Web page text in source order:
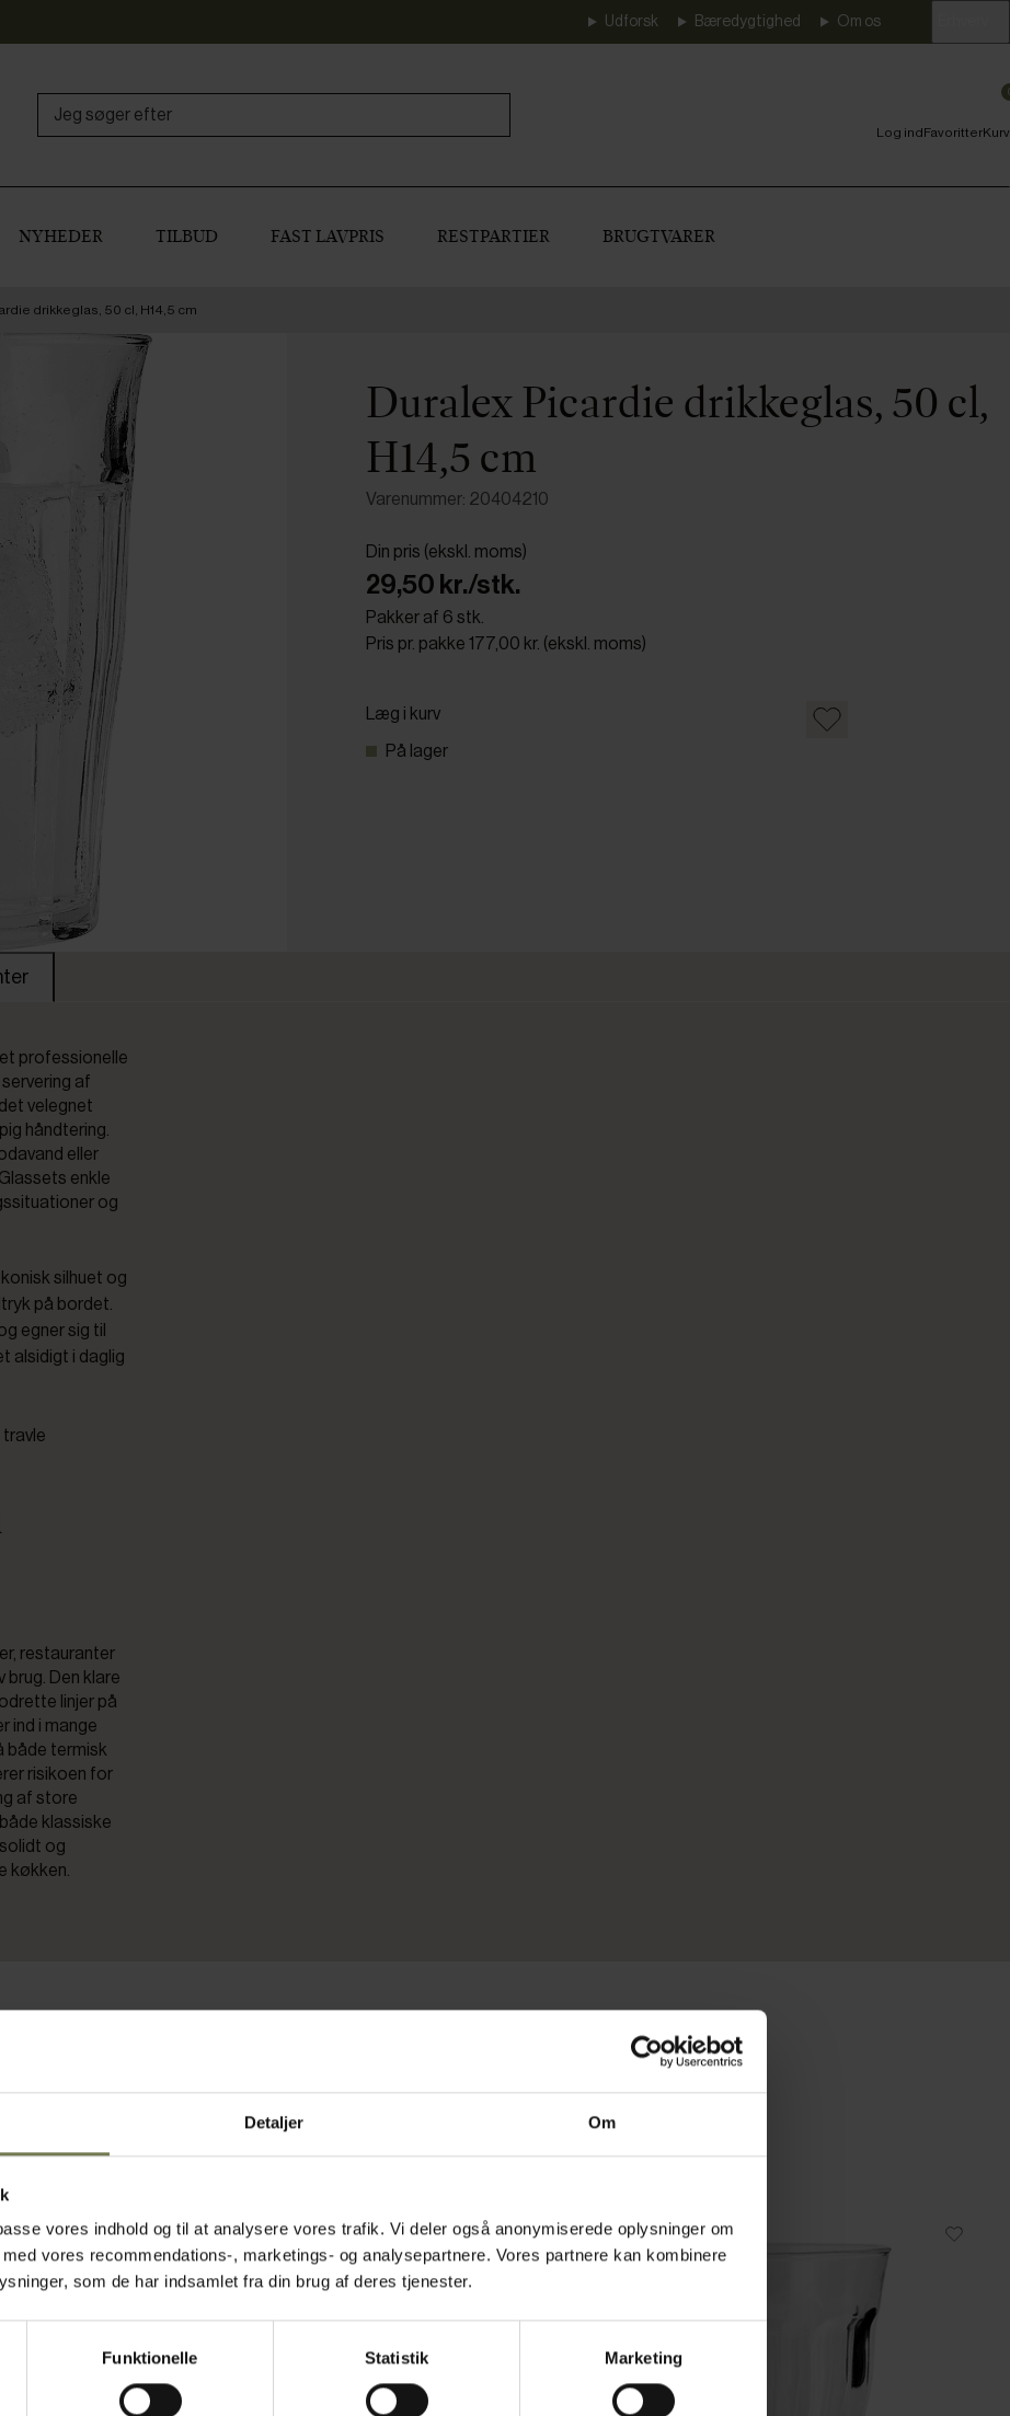
Detaljer Om
vores indhold og til at analysere vores trafik. Vi deler også anonymiserede oplysninger om
vores recommendations-, marketings- og analysepartnere. Vores partnere kan kombinere
som de har indsamlet fra din brug af deres tjenester.
Funktionelle Statistik Marketing
Udforsk Bæredygtighed Om os
Log indFavoritterKurv
NYHEDER TILBUD FAST LAVPRIS RESTPARTIER BRUGTVARER
drikkeglas, 50 cl, H14,5 cm
Duralex Picardie drikkeglas, 50 cl,
H14,5 cm
Varenummer: 20404210
Din pris (ekskl. moms)
29,50 kr./stk.
Pakker af 6 stk.
Pris pr. pakke 177,00 kr. (ekskl. moms)
Læg i kurv
På lager
professionelle
af
velegnet
håndtering.
eller
enkle
og
silhuet og
på bordet.
egner sig til
alsidigt i daglig
restauranter
brug. Den klare
linjer på
ind i mange
både termisk
risikoen for
af store
klassiske
og
køkken.
Fast lavpris Fast lavpris